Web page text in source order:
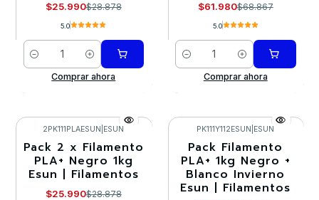
$25.990$28.878
5.0
Cantidad
Comprar ahora
$61.980$68.867
5.0
Cantidad
Comprar ahora
-10%
2PK111PLAESUN ESUN
Pack 2 x Filamento
PLA+ Negro 1kg
Esun | Filamentos
$25.990$28.878
-10%
PK111Y112ESUN ESUN
Pack Filamento
PLA+ 1kg Negro +
Blanco Invierno
Esun | Filamentos